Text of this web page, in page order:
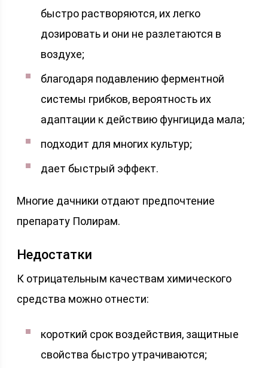
быстро растворяются, их легко
дозировать и они не разлетаются в
воздухе;
благодаря подавлению ферментной
системы грибков, вероятность их
адаптации к действию фунгицида мала;
подходит для многих культур;
дает быстрый эффект.
Многие дачники отдают предпочтение
препарату Полирам.
Недостатки
К отрицательным качествам химического
средства можно отнести:
короткий срок воздействия, защитные
свойства быстро утрачиваются;